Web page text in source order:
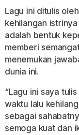
Lagu ini ditulis
kehilangan
adalah bentuk
memberi
menemukan
dunia ini.
“Lagu ini saya
waktu lalu
sebagai
semoga kuat dan